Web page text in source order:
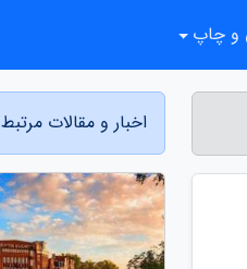
اخبار و مقالات مرتبط
و چاپ